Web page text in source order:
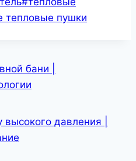
тепловые пушки
бани |
давления |